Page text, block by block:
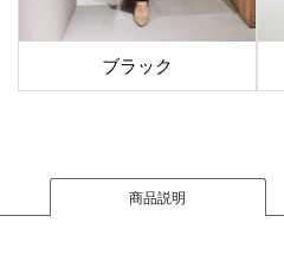
商品説明
ブラック